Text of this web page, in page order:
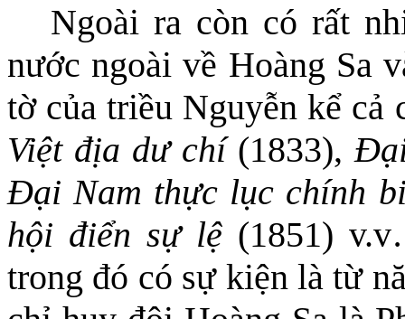
Ngoài ra còn có rất
nước ngoài về Hoàng Sa
tờ của triều Nguyễn kể
Việt địa dư chí(1833),
Đại Nam thực lục chính
hội điển sự lệ (1851)
trong đó có sự kiện là từ